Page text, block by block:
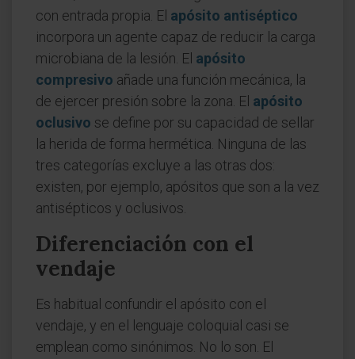
con entrada propia. El apósito antiséptico
incorpora un agente capaz de reducir la carga
microbiana de la lesión. El apósito
compresivo añade una función mecánica, la
de ejercer presión sobre la zona. El apósito
oclusivo se define por su capacidad de sellar
la herida de forma hermética. Ninguna de las
tres categorías excluye a las otras dos:
existen, por ejemplo, apósitos que son a la vez
antisépticos y oclusivos.
Diferenciación con el
vendaje
Es habitual confundir el apósito con el
vendaje, y en el lenguaje coloquial casi se
emplean como sinónimos. No lo son. El